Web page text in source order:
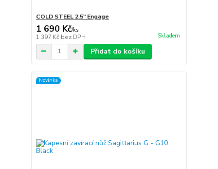
COLD STEEL 2.5" Engage
1 690 Kč/ks
1 397 Kč bez DPH Skladem
Přidat do košíku
Novinka